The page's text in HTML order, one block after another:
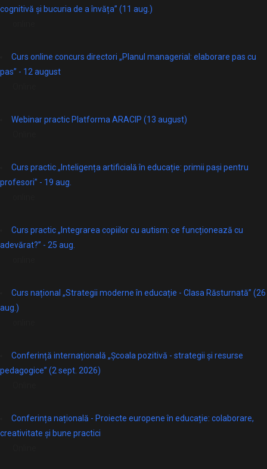
cognitivă și bucuria de a învăța” (11 aug.)
Curs online concurs directori „Planul managerial: elaborare pas cu
pas” - 12 august
Webinar practic Platforma ARACIP (13 august)
Curs practic „Inteligența artificială în educație: primii pași pentru
profesori” - 19 aug.
Curs practic „Integrarea copiilor cu autism: ce funcționează cu
adevărat?” - 25 aug.
Curs național „Strategii moderne în educație - Clasa Răsturnată” (26
aug.)
Conferință internațională „Școala pozitivă - strategii și resurse
pedagogice” (2 sept. 2026)
Conferința națională - Proiecte europene în educație: colaborare,
creativitate și bune practici